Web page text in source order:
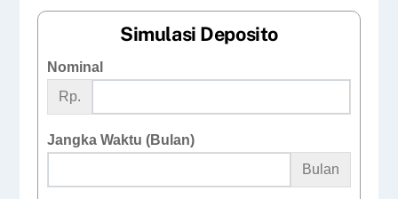
Simulasi Deposito
Nominal
Rp.
Jangka Waktu (Bulan)
Bulan